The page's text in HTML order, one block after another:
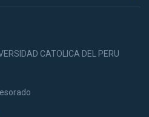
CATOLICA DEL PERU